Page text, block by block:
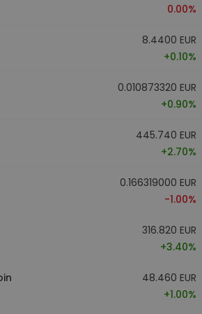
0.00%
8.4400 EUR
+0.10%
0.010873320 EUR
+0.90%
445.740 EUR
+2.70%
0.166319000 EUR
-1.00%
316.820 EUR
+3.40%
48.460 EUR
+1.00%